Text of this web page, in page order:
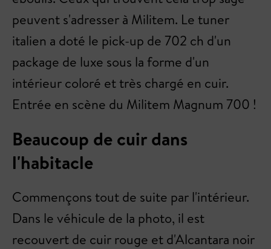
peuvent s'adresser à Militem. Le tuner
italien a doté le pick-up de 702 ch d'un
package de luxe sous la forme d'un
intérieur coloré et très chargé en cuir.
Entrée en scène du Militem Magnum 700 !
Beaucoup de cuir dans
l'habitacle
Commençons tout de suite par l'intérieur.
Dans le véhicule de la photo, il est
recouvert de cuir rouge et d'Alcantara noir